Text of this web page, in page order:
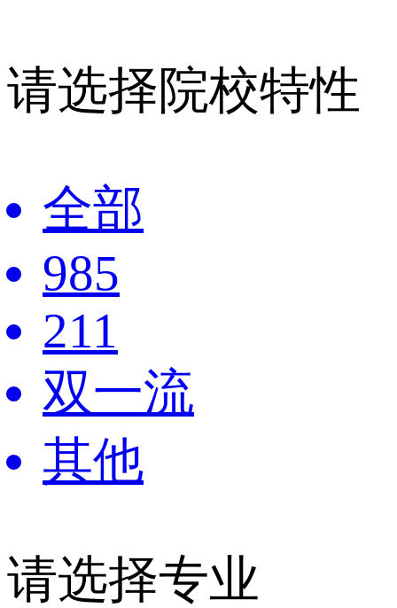
请选择院校特性
全部
985
211
双一流
其他
请选择专业